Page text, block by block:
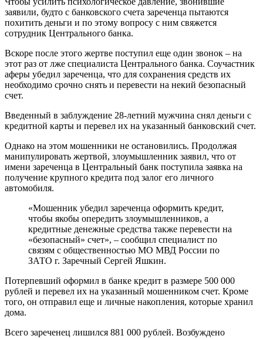
заявили, будто с банковского счета зареченца пытаются
похитить деньги и по этому вопросу с ним свяжется
сотрудник Центрального банка.
Вскоре после этого жертве поступил еще один звонок – на
этот раз от лже специалиста Центрального банка. Соучастник
аферы убедил зареченца, что для сохранения средств их
необходимо срочно снять и перевести на некий безопасный
счет.
Введенный в заблуждение 28-летний мужчина снял деньги с
кредитной карты и перевел их на указанный банковский счет.
Однако на этом мошенники не остановились. Продолжая
манипулировать жертвой, злоумышленник заявил, что от
имени зареченца в Центральный банк поступила заявка на
получение крупного кредита под залог его личного
автомобиля.
«Мошенник убедил зареченца оформить кредит,
чтобы якобы опередить злоумышленников, а
кредитные денежные средства также перевести на
«безопасный» счет», – сообщил специалист по
связям с общественностью МО МВД России по
ЗАТО г. Заречный Сергей Яшкин.
Потерпевший оформил в банке кредит в размере 500 000
рублей и перевел их на указанный мошенником счет. Кроме
того, он отправил еще и личные накопления, которые хранил
дома.
Всего зареченец лишился 881 000 рублей. Возбуждено